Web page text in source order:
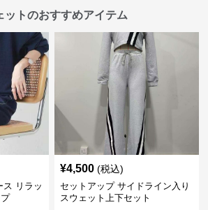
ットのおすすめアイテム
ス リラッ
¥4,500 (税込)
セットアップ サイドライン入り
スウェット上下セット